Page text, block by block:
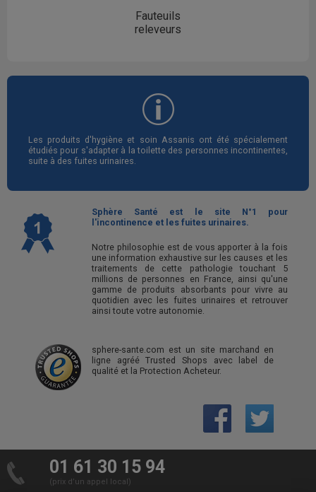
Fauteuils
releveurs
Les produits d'hygiène et soin Assanis ont été spécialement
étudiés pour s'adapter à la toilette des personnes incontinentes,
suite à des fuites urinaires.
Sphère Santé est le site N°1 pour
l'incontinence et les fuites urinaires.
Notre philosophie est de vous apporter à la fois
une information exhaustive sur les causes et les
traitements de cette pathologie touchant 5
millions de personnes en France, ainsi qu'une
gamme de produits absorbants pour vivre au
quotidien avec les fuites urinaires et retrouver
ainsi toute votre autonomie.
sphere-sante.com est un site marchand en
ligne agréé Trusted Shops avec label de
qualité et la Protection Acheteur.
01 61 30 15 94
(prix d’un appel local)